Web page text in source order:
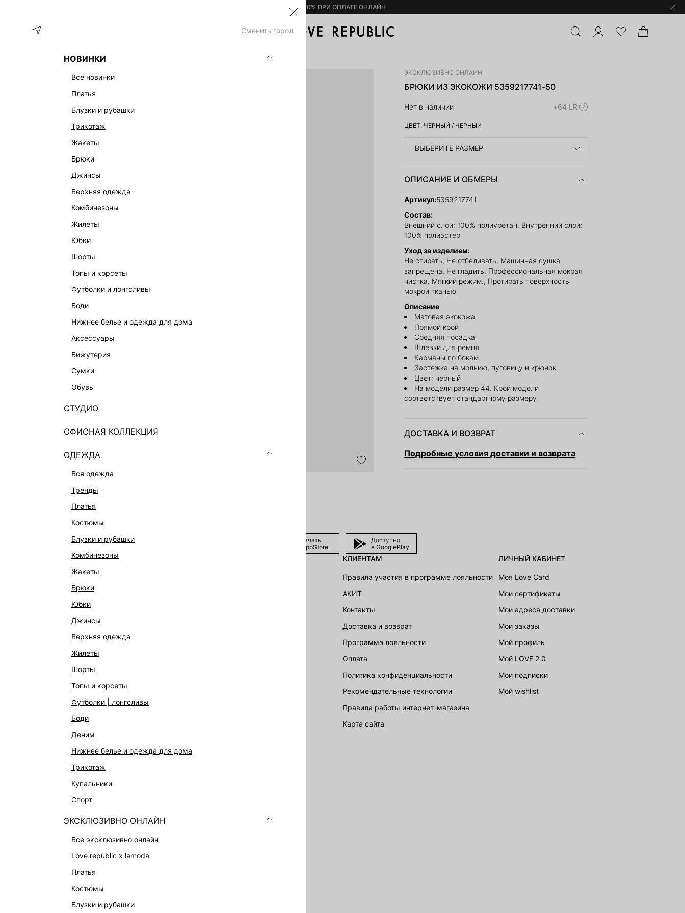
– 10% ПРИ ОПЛАТЕ ОНЛАЙН
Сменить город
НОВИНКИ
все новинки
платья
блузки и рубашки
трикотаж
жакеты
брюки
джинсы
верхняя одежда
комбинезоны
жилеты
юбки
шорты
топы и корсеты
футболки и лонгсливы
боди
нижнее белье и одежда для дома
аксессуары
бижутерия
сумки
обувь
СТУДИО
ОФИСНАЯ КОЛЛЕКЦИЯ
ОДЕЖДА
вся одежда
тренды
платья
костюмы
блузки и рубашки
комбинезоны
жакеты
брюки
юбки
джинсы
верхняя одежда
жилеты
шорты
топы и корсеты
футболки | лонгсливы
боди
деним
нижнее белье и одежда для дома
трикотаж
купальники
спорт
ЭКСКЛЮЗИВНО ОНЛАЙН
все эксклюзивно онлайн
love republic x lamoda
платья
костюмы
блузки и рубашки
ОДЕЖДА
ЭКСКЛЮЗИВНО ОНЛАЙН
БРЮКИ ИЗ ЭКОКОЖИ 5359217741-50
Нет в наличии +64 LR
ЦВЕТ: ЧЕРНЫЙ / ЧЕРНЫЙ
ВЫБЕРИТЕ РАЗМЕР
ОПИСАНИЕ И ОБМЕРЫ
Артикул:5359217741
Состав:
Внешний слой: 100% полиуретан, Внутренний слой:
100% полиэстер
Уход за изделием:
Не стирать, Не отбеливать, Машинная сушка
запрещена, Не гладить, Профессиональная мокрая
чистка. Мягкий режим., Протирать поверхность
мокрой тканью
Описание
Матовая экокожа
Прямой крой
Средняя посадка
Шлевки для ремня
Карманы по бокам
Застежка на молнию, пуговицу и крючок
Цвет: черный
На модели размер 44. Крой модели
соответствует стандартному размеру
ДОСТАВКА И ВОЗВРАТ
Подробные условия доставки и возврата
Скачать
в AppStore
Доступно
в GooglePlay
ОФИСНАЯ КОЛЛЕКЦИЯ
ЭКСКЛЮЗИВНО ОНЛАЙН
АКСЕССУАРЫ И УКРАШЕНИЯ
ФИНАЛЬНАЯ РАСПРОДАЖА
ПОДАРОЧНЫЕ СЕРТИФИКАТЫ
БАЛЬЗАМЫ-ТИНТЫ
ЛИМИТИРОВАННЫЕ КОЛЛЕКЦИИ
КАПСУЛЬНЫЙ ГАРДЕРОБ
БОХО-ШИК
В ОТТЕНКАХ СЕРОГО
LOVE REPUBLIC MAISON
ДАЙДЖЕСТ
КЛИЕНТАМ
Правила участия в программе лояльности
АКИТ
Контакты
Доставка и возврат
Программа лояльности
Оплата
Политика конфиденциальности
Рекомендательные технологии
Правила работы интернет-магазина
карта сайта
ЛИЧНЫЙ КАБИНЕТ
Моя Love Card
Мои сертификаты
Мои адреса доставки
Мои заказы
Мой профиль
Мой LOVE 2.0
Мои подписки
Мой wishlist